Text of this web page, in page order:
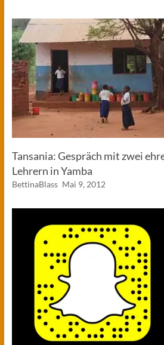
Tansania: Gespräch mit zwei
Lehrern in Yamba
BettinaBlass Mai 9, 2012